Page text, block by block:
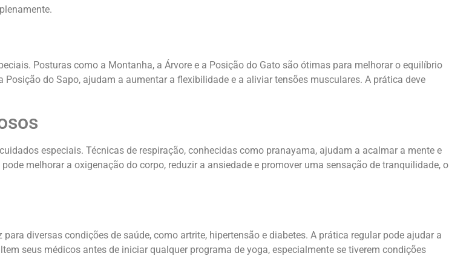
Posturas como a Montanha, a Árvore e a Posição do Gato são ótimas para melhorar o equilíbrio
do Sapo, ajudam a aumentar a flexibilidade e a aliviar tensões musculares. A prática deve
especiais. Técnicas de respiração, conhecidas como pranayama, ajudam a acalmar a mente e
melhorar a oxigenação do corpo, reduzir a ansiedade e promover uma sensação de tranquilidade, o
diversas condições de saúde, como artrite, hipertensão e diabetes. A prática regular pode ajudar a
seus médicos antes de iniciar qualquer programa de yoga, especialmente se tiverem condições